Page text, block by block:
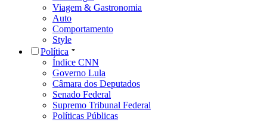
Viagem & Gastronomia
Auto
Comportamento
Style
Política
Índice CNN
Governo Lula
Câmara dos Deputados
Senado Federal
Supremo Tribunal Federal
Políticas Públicas